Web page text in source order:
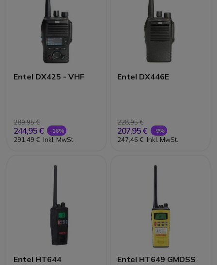
Entel DX425 - VHF
289,95 €
244,95 € -16%
291,49 € Inkl. MwSt.
Entel DX446E
228,95 €
207,95 € -9%
247,46 € Inkl. MwSt.
Entel HT644 Entel HT649 GMDSS